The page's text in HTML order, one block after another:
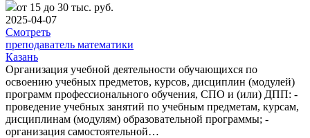
от 15 до 30 тыс. руб.
2025-04-07
Смотреть
преподаватель математики
Казань
Организация учебной деятельности обучающихся по
освоению учебных предметов, курсов, дисциплин (модулей)
программ профессионального обучения, СПО и (или) ДПП: -
проведение учебных занятий по учебным предметам, курсам,
дисциплинам (модулям) образовательной программы; -
организация самостоятельной…